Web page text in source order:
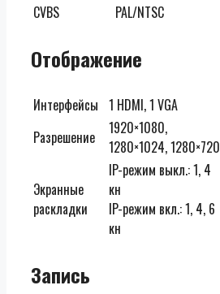
CVBS
PAL/NTSC
Отображение
Интерфейсы 1 HDMI, 1 VGA
Разрешение
1920×1080,
1280×1024, 1280×720
Экранные
раскладки
IP-режим выкл.: 1, 4
кн
IP-режим вкл.: 1, 4, 6
кн
Запись